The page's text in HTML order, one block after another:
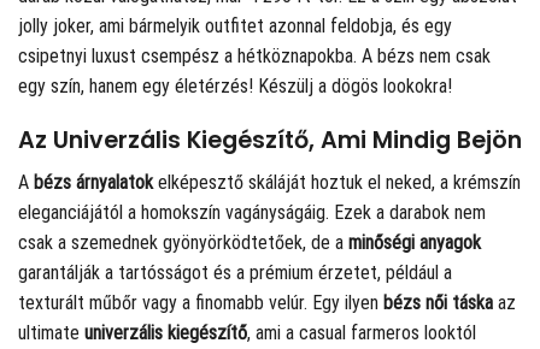
jolly joker, ami bármelyik outfitet azonnal feldobja, és egy
csipetnyi luxust csempész a hétköznapokba. A bézs nem csak
egy szín, hanem egy életérzés! Készülj a dögös lookokra!
Az Univerzális Kiegészítő, Ami Mindig Bejön
A bézs árnyalatok elképesztő skáláját hoztuk el neked, a krémszín
eleganciájától a homokszín vagányságáig. Ezek a darabok nem
csak a szemednek gyönyörködtetőek, de a minőségi anyagok
garantálják a tartósságot és a prémium érzetet, például a
texturált műbőr vagy a finomabb velúr. Egy ilyen bézs női táska az
ultimate univerzális kiegészítő, ami a casual farmeros looktól